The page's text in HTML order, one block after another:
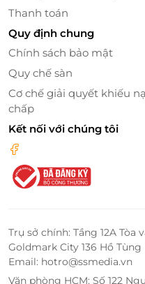
Villa
Fluffy được thiết kế
văn hóa
liệu làm nên rèm cửa,
vật trang trí..., những
thành nơi chốn nghỉ
xúc cảm của bạn và
Thanh toán
Quy định chung
Chính sách bảo mật
Quy chế sàn
Cơ chế giải quyết khiếu
chấp
Kết nối với chúng tôi
Trụ sở chính: Tầng 12A Tòa
Goldmark City 136 Hồ
Email: hotro@ssmedia.vn
Văn phòng HCM: Số 122